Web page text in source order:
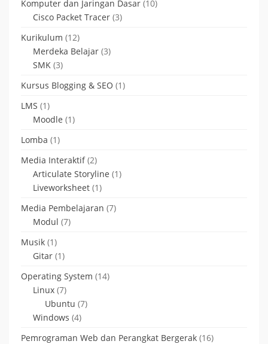
Komputer dan Jaringan Dasar (10)
Cisco Packet Tracer (3)
Kurikulum (12)
Merdeka Belajar (3)
SMK (3)
Kursus Blogging & SEO (1)
LMS (1)
Moodle (1)
Lomba (1)
Media Interaktif(2)
Articulate Storyline (1)
Liveworksheet (1)
Media Pembelajaran (7)
Modul (7)
Musik (1)
Gitar (1)
Operating System (14)
Linux (7)
Ubuntu (7)
Windows (4)
Pemrograman Web dan Perangkat Bergerak (16)